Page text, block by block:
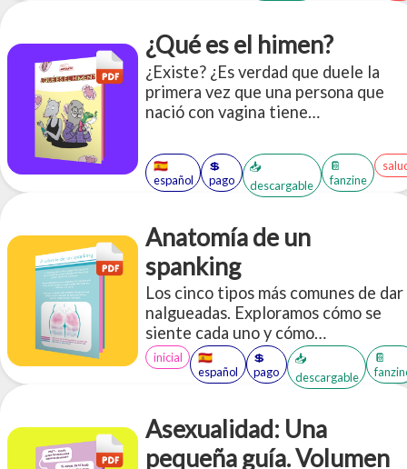
¿Qué es el himen?
¿Existe? ¿Es verdad que duele la
primera vez que una persona que
nació con vagina tiene
🇪🇸
español
💲
pago
📥
descargable
📔
fanzine
Anatomía de un
spanking
Los cinco tipos más comunes de dar
nalgueadas. Exploramos cómo se
siente cada uno y cómo
adminsitrarlas.
inicial
🇪🇸
español
💲
pago
📥
descargable
📔
Asexualidad: Una
pequeña guía. Volumen